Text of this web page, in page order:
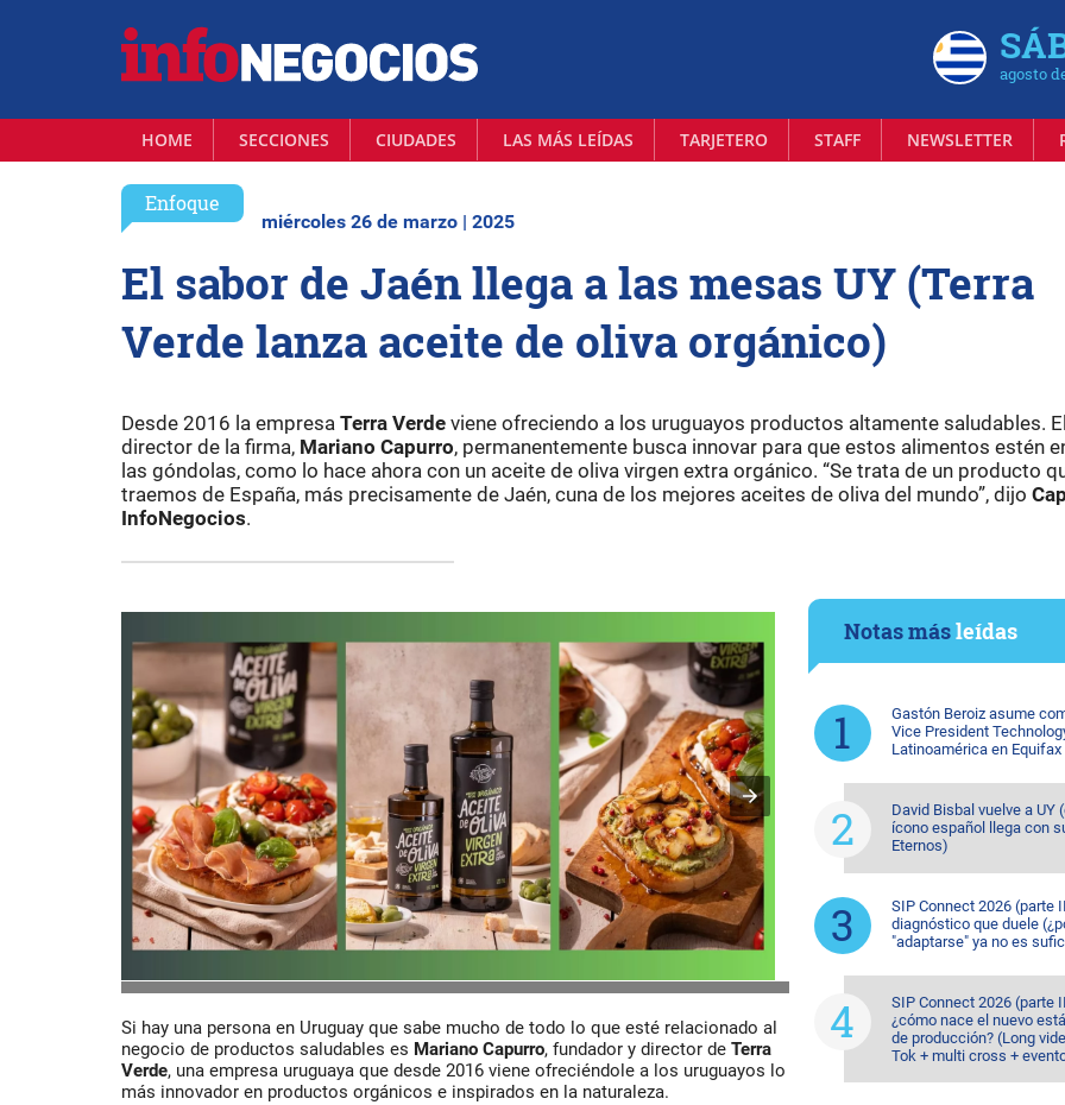
agosto
HOME SECCIONES CIUDADES LAS MÁS LEÍDAS TARJETERO STAFF NEWSLETTER
Enfoque
miércoles 26 de marzo | 2025
El sabor de Jaén llega a las mesas UY (Terra
Verde lanza aceite de oliva orgánico)
Desde 2016 la empresa Terra Verde viene ofreciendo a los uruguayos productos altamente saludables. El
director de la firma, Mariano Capurro, permanentemente busca innovar para que estos alimentos estén
las góndolas, como lo hace ahora con un aceite de oliva virgen extra orgánico. “Se trata de un producto
traemos de España, más precisamente de Jaén, cuna de los mejores aceites de oliva del mundo”, dijo
InfoNegocios.
Si hay una persona en Uruguay que sabe mucho de todo lo que esté relacionado al
negocio de productos saludables es Mariano Capurro, fundador y director de Terra
Verde, una empresa uruguaya que desde 2016 viene ofreciéndole a los uruguayos lo
más innovador en productos orgánicos e inspirados en la naturaleza.
Notas másleídas
Gastón Beroiz asume
Vice President
Latinoamérica en Equifax
David Bisbal vuelve a UY
ícono español llega con
Eternos)
SIP Connect 2026 (parte
diagnóstico que duele
"adaptarse" ya no es
SIP Connect 2026 (parte
¿cómo nace el nuevo
de producción? (Long
Tok + multi cross +